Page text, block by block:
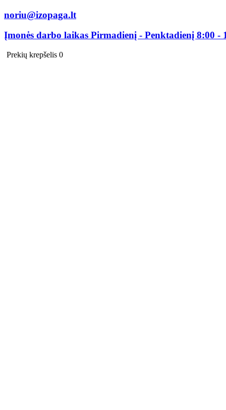
noriu@izopaga.lt
Įmonės darbo laikas Pirmadienį - Penktadienį 8:00 -
Prekių krepšelis 0